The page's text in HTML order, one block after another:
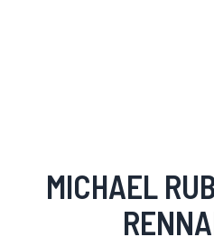
MICHAEL